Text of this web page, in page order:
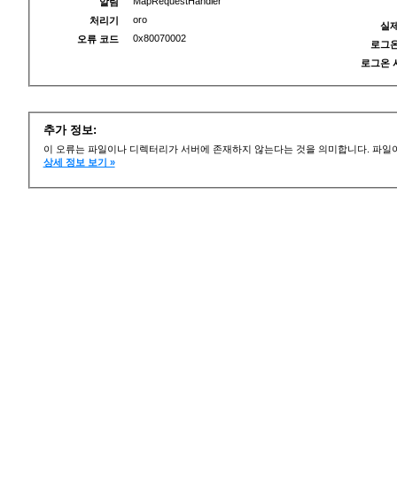
처리기
oro
오류 코드
0x80070002
실
로그
로그온
추가 정보:
이 오류는 파일이나 디렉터리가 서버에 존재하지 않는다는 것을 의미합니다. 파
상세 정보 보기 »